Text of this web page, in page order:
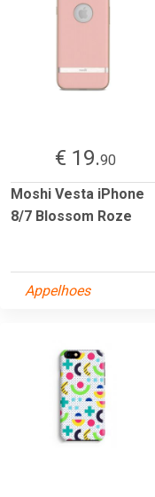
€ 19.90
Moshi Vesta iPhone
8/7 Blossom Roze
Appelhoes